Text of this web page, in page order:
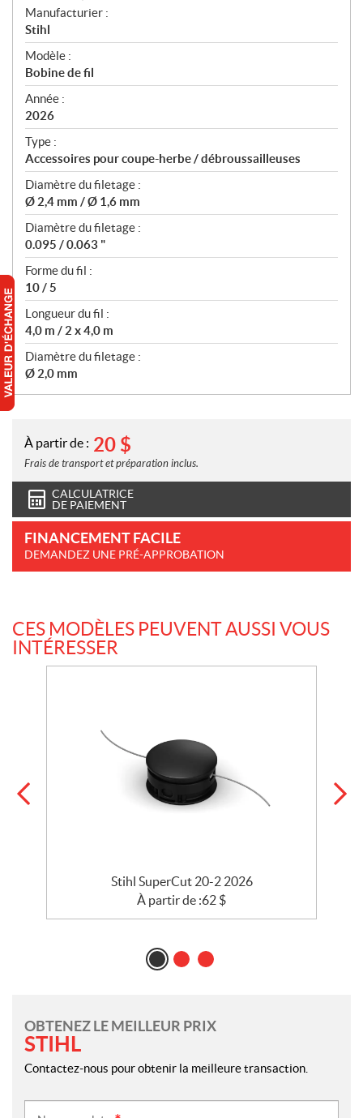
S
p
é
c
i
f
i
c
a
t
i
o
n
s
Manufacturier :
Stihl
Modèle :
Bobine de fil
Année :
2026
Type :
Accessoires pour coupe-herbe / débroussailleuses
Diamètre du filetage :
Ø 2,4 mm / Ø 1,6 mm
Diamètre du filetage :
0.095 / 0.063 "
Forme du fil :
10 / 5
Longueur du fil :
4,0 m / 2 x 4,0 m
Diamètre du filetage :
Ø 2,0 mm
À partir de : 20 $
Frais de transport et préparation inclus.
CALCULATRICE
DE PAIEMENT
FINANCEMENT FACILE
DEMANDEZ UNE PRÉ-APPROBATION
CES MODÈLES PEUVENT AUSSI VOUS
INTÉRESSER
Stihl SuperCut 20-2 2026
À partir de :62 $
OBTENEZ LE MEILLEUR PRIX
STIHL
Contactez-nous pour obtenir la meilleure transaction.